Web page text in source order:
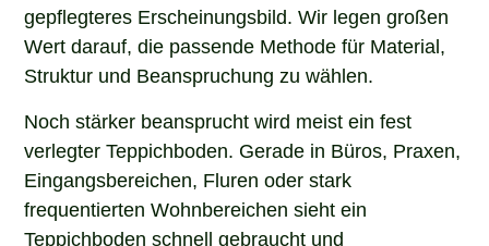
gepflegteres Erscheinungsbild. Wir legen großen
Wert darauf, die passende Methode für Material,
Struktur und Beanspruchung zu wählen.
Noch stärker beansprucht wird meist ein fest
verlegter Teppichboden. Gerade in Büros, Praxen,
Eingangsbereichen, Fluren oder stark
frequentierten Wohnbereichen sieht ein
Teppichboden schnell gebraucht und